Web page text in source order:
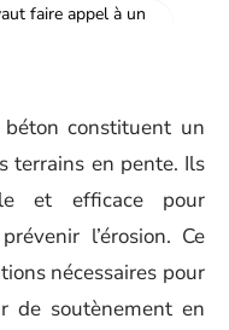
faire appel à un
constituent un
terrains en pente. Ils
et efficace pour
l’érosion. Ce
nécessaires pour
de soutènement en